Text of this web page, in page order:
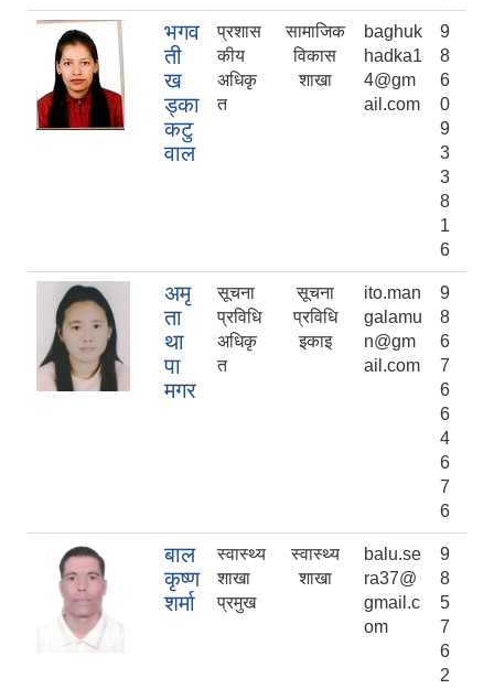
भगव
ती
ख
ड्का
कटु
वाल
प्रशास
कीय
अधिकृ
त
सामाजिक
विकास
शाखा
baghuk
hadka1
4@gm
ail.com
9
8
6
0
9
3
3
8
1
6
अमृ
ता
था
पा
मगर
सूचना
प्रविधि
अधिकृ
त
सूचना
प्रविधि
इकाइ
ito.man
galamu
n@gm
ail.com
9
8
6
7
6
6
4
6
7
6
बाल
कृष्ण
शर्मा
स्वास्थ्य
शाखा
प्रमुख
स्वास्थ्य
शाखा
balu.se
ra37@
gmail.c
om
9
8
5
7
6
2